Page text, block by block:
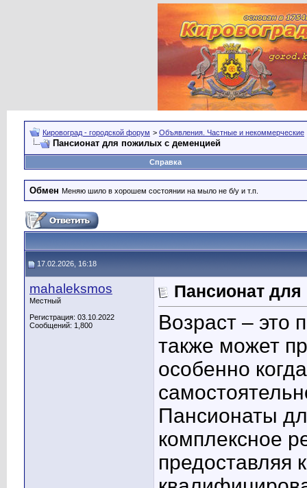
Кировоград - городской форум > Объявления. Частные и некоммерческие
Пансионат для пожилых с деменцией
Справка
Обмен Меняю шило в хорошем состоянии на мыло не б/у и т.п.
17.02.2026, 16:18
mahaleksmos
Местный
Регистрация: 03.10.2022
Сообщений: 1,800
Пансионат
Возраст – это
также может
особенно
Пансионаты
комплексное
предоставляя